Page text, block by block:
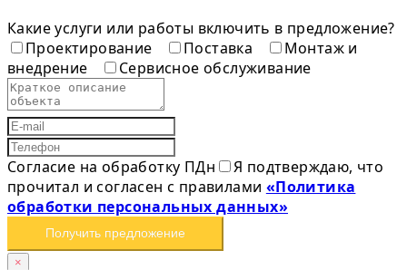
Какие услуги или работы включить в предложение?
Проектирование
Поставка
Монтаж и
внедрение
Сервисное обслуживание
Согласие на обработку ПДн
Я подтверждаю, что
прочитал и согласен с правилами «Политика
обработки персональных данных»
Получить предложение
×